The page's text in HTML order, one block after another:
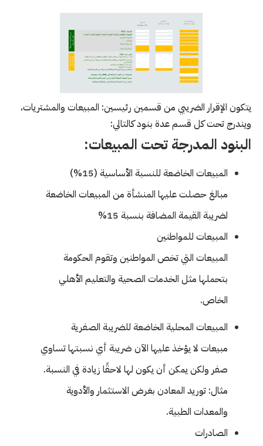
يتكون الإقرار الضريبي من قسمين رئيسين: المبيعات والمشتريات،
ويندرج تحت كل قسم عدة بنود كالتالي:
البنود المدرجة تحت المبيعات:
المبيعات الخاضعة للنسبة الأساسية (15%)
مبالغ حصلت عليها المنشأة من المبيعات الخاضعة
لضريبة القيمة المضافة بنسبة 15%
المبيعات للمواطنين
المبيعات التي تخص المواطنين وتقوم الحكومة
بتحملها مثل الخدمات الصحية والتعليم الأهلي
الخاص.
المبيعات المحلية الخاضعة للضريبة الصفرية
مبيعات لا يؤخذ عليها الآن ضريبة أي نسبتها تساوي
صفر ولكن يمكن أن يكون لها لاحقًا زيادة في النسبة.
مثال: توريد المعادن بغرض الاستثمار والأدوية
والمعدات الطبية.
الصادرات